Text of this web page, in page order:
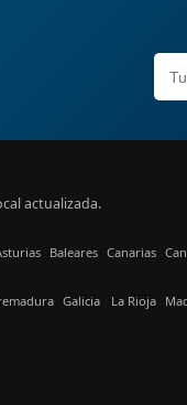
actualizada.
Baleares Canarias
Galicia La Rioja